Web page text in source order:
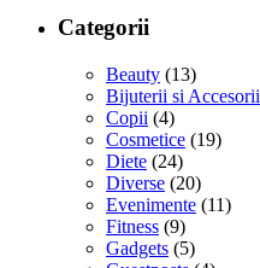
Categorii
Beauty (13)
Bijuterii si Accesorii
Copii (4)
Cosmetice (19)
Diete (24)
Diverse (20)
Evenimente (11)
Fitness (9)
Gadgets (5)